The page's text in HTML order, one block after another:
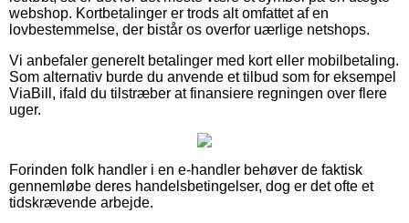
webshop. Kortbetalinger er trods alt omfattet af en
lovbestemmelse, der bistår os overfor uærlige netshops.
Vi anbefaler generelt betalinger med kort eller mobilbetaling.
Som alternativ burde du anvende et tilbud som for eksempel
ViaBill, ifald du tilstræber at finansiere regningen over flere
uger.
Forinden folk handler i en e-handler behøver de faktisk
gennemløbe deres handelsbetingelser, dog er det ofte et
tidskrævende arbejde.